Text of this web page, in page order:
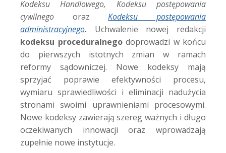
Kodeksu Handlowego, Kodeksu postępowania
cywilnego orazKodeksu postępowania
administracyjnego. Uchwalenie nowej redakcji
kodeksu proceduralnegodoprowadzi w końcu
do pierwszych istotnych zmian w ramach
reformy sądowniczej. Nowe kodeksy mają
sprzyjać poprawie efektywności procesu,
wymiaru sprawiedliwości i eliminacji nadużycia
stronami swoimi uprawnieniami procesowymi.
Nowe kodeksy zawierają szereg ważnych i długo
oczekiwanych innowacji oraz wprowadzają
zupełnie nowe instytucje.